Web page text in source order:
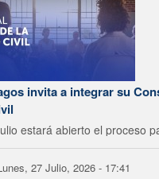
invita a integrar su
estará abierto el proceso
27 Julio, 2026 - 17:41